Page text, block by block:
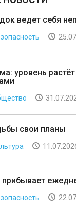
ведет себя
уровень
свои планы
прибывает